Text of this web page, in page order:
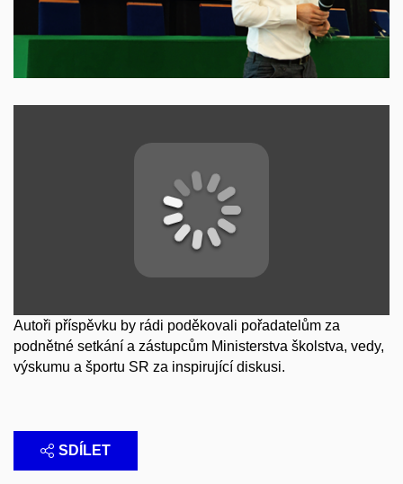
Autoři příspěvku by rádi poděkovali pořadatelům za
podnětné setkání a zástupcům Ministerstva školstva, vedy,
výskumu a športu SR za inspirující diskusi.
SDÍLET